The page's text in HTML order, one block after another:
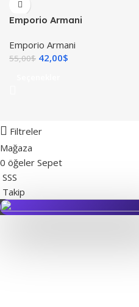
Emporio Armani
Emporio Armani
55,00$ 42,00$
Filtreler
Mağaza
0 öğeler Sepet
SSS
Takip